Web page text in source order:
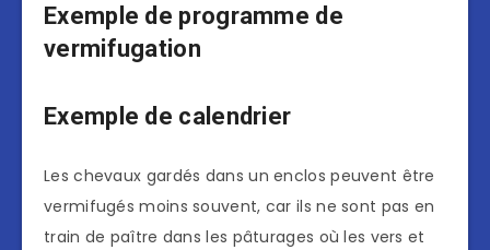
Exemple de programme de
vermifugation
Exemple de calendrier
Les chevaux gardés dans un enclos peuvent être
vermifugés moins souvent, car ils ne sont pas en
train de paître dans les pâturages où les vers et